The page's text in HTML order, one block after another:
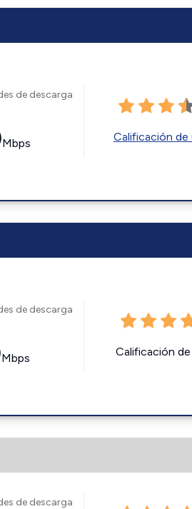
de descarga
Mbps Calificación de
de descarga
Mbps Calificación
de descarga